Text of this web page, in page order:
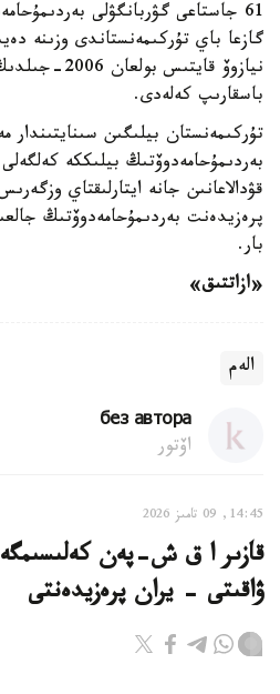
61 جاستاعى گۋربانگۋلى
گازعا باي تۇركىمەنستاندى وزىنە
نيازوۆ
باسقارىپ كەلەدى.
تۇركىمەنستان بيلىگىن سىنايتىندار
بەردىمۇحامەدوۆتىڭ بيلىككە
قۋدالاعانىن جانە ايتارلىقتاي
پرەزيدەنت بەردىمۇحامەدوۆتىڭ
بار.
«ازاتتىق»
الەم
без автора
اۆتور
14:45, 09 تامىز 2026
قازىر ا ق ش-پەن
ۋاقىتى - يران پرەزيدەنتى